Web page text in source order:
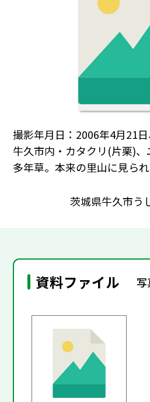
撮影年月日：2006年4月21
牛久市内・カタクリ(片栗)、
多年草。本来の里山に見られ
茨城県牛久市
資料ファイル